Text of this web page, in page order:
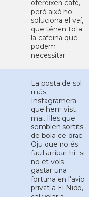
ofereixen cafè,
però això ho
soluciona el veí,
que ténen tota
la cafeïna que
podem
necessitar.
La posta de sol
més
Instagramera
que hem vist
mai. Illes que
semblen sortits
de bola de drac.
Oju que no és
facil arribar-hi.. si
no et vols
gastar una
fortuna en l'avio
privat a El Nido,